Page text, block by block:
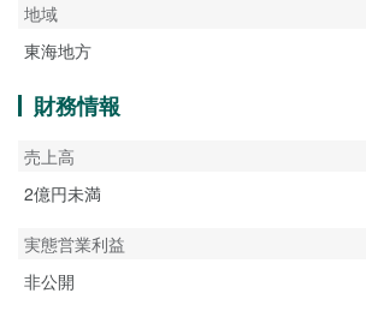
地域
東海地方
財務情報
売上高
2億円未満
実態営業利益
非公開